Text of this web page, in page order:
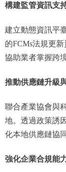
構建監管資訊支
建立動態資訊平
的FCMs法規更
協助業者掌握跨
推動供應鏈升級
聯合產業協會與
地。透過政策誘
化本地供應鏈協
強化企業合規能